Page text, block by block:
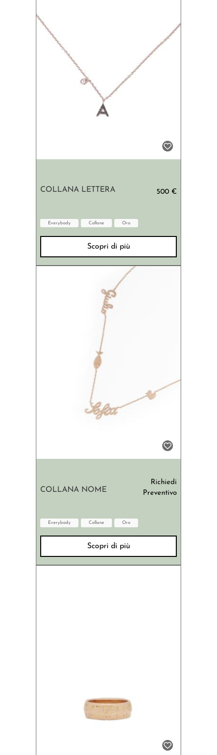
COLLANA LETTERA 500 €
Everybody Collane Oro
Scopri di più
COLLANA NOME
Richiedi
Preventivo
Everybody Collane Oro
Scopri di più